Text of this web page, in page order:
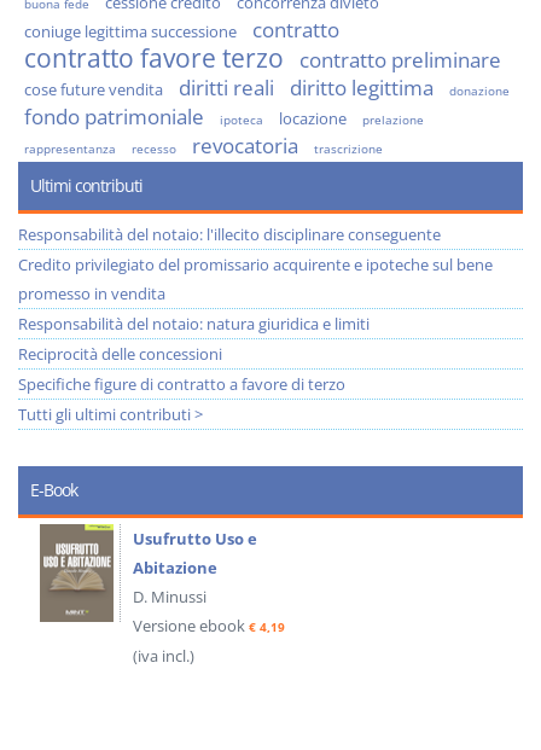
buona fede
coniuge legittima successione
contratto
contratto favore terzo contratto preliminare
cose future vendita diritti reali diritto legittima donazione
fondo patrimoniale ipoteca locazione
prelazione
rappresentanza
recesso revocatoria trascrizione
Ultimi contributi
Responsabilità del notaio: l'illecito disciplinare conseguente
Credito privilegiato del promissario acquirente e ipoteche sul bene
promesso in vendita
Responsabilità del notaio: natura giuridica e limiti
Reciprocità delle concessioni
Specifiche figure di contratto a favore di terzo
Tutti gli ultimi contributi >
E-Book
Usufrutto Uso e
Abitazione
D. Minussi
Versione ebook € 4,19
(iva incl.)